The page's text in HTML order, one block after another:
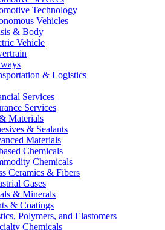
Technology
Vehicles
& Body
Vehicle
& Logistics
Services
Services
Materials
& Sealants
Materials
Chemicals
Chemicals
Ceramics & Fibers
Gases
& Minerals
& Coatings
Polymers, and Elastomers
Chemicals